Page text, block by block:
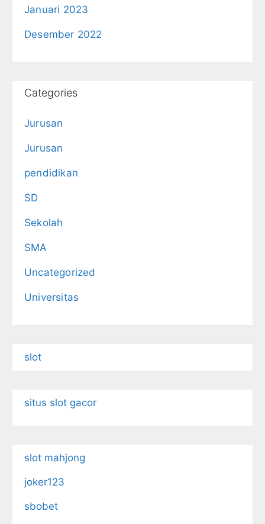
Januari 2023
Desember 2022
Categories
Jurusan
Jurusan
pendidikan
SD
Sekolah
SMA
Uncategorized
Universitas
slot
situs slot gacor
slot mahjong
joker123
sbobet